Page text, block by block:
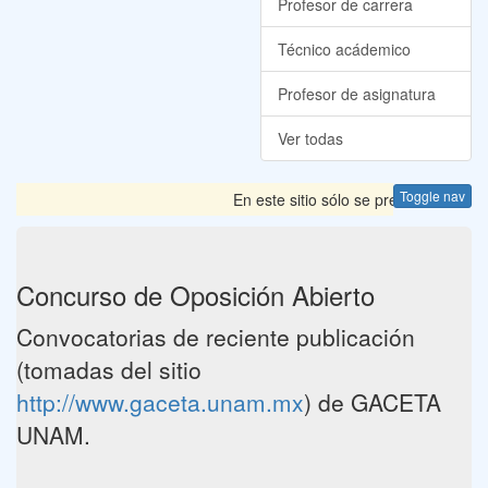
Profesor de carrera
Técnico acádemico
Profesor de asignatura
Ver todas
Toggle nav
En este sitio sólo se presentan las
Concurso de Oposición Abierto
Convocatorias de reciente publicación
(tomadas del sitio
http://www.gaceta.unam.mx) de GACETA
UNAM.